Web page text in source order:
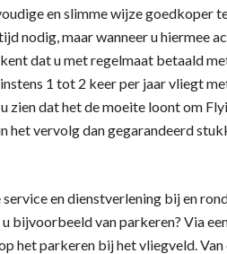
en slimme wijze goedkoper
nodig, maar wanneer u hiermee
dat u met regelmaat betaald
1 tot 2 keer per jaar vliegt
zien dat het de moeite loont om
het vervolg dan gegarandeerd
en dienstverlening bij en
bijvoorbeeld van parkeren? Via
het parkeren bij het vliegveld. Van